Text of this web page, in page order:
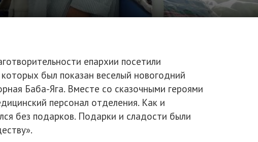
епархии посетили
был показан веселый новогодний
Баба-Яга. Вместе со сказочными героями
персонал отделения. Как и
без подарков. Подарки и сладости были